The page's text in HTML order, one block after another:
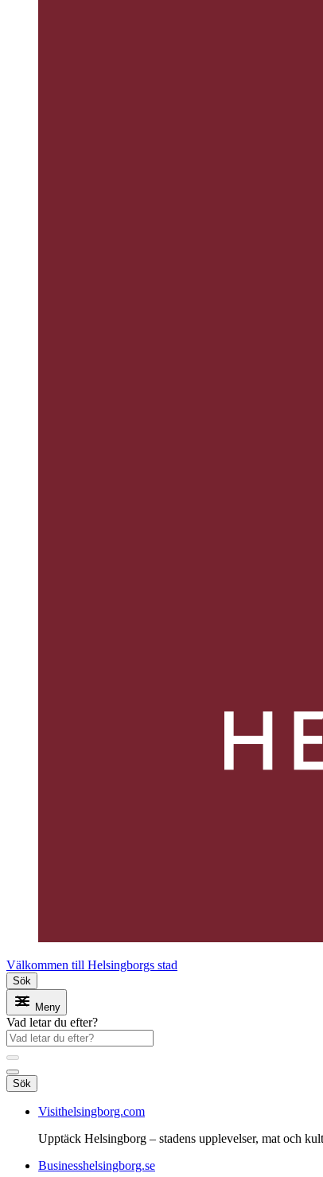
Välkommen till Helsingborgs stad
Sök
Meny
Vad letar du efter?
Sök
Visithelsingborg.com
Upptäck Helsingborg – stadens upplevelser, mat och
Businesshelsingborg.se